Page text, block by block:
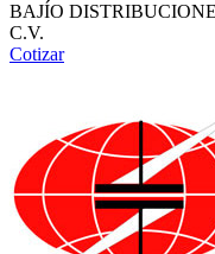
BAJÍO
C.V.
Cotizar